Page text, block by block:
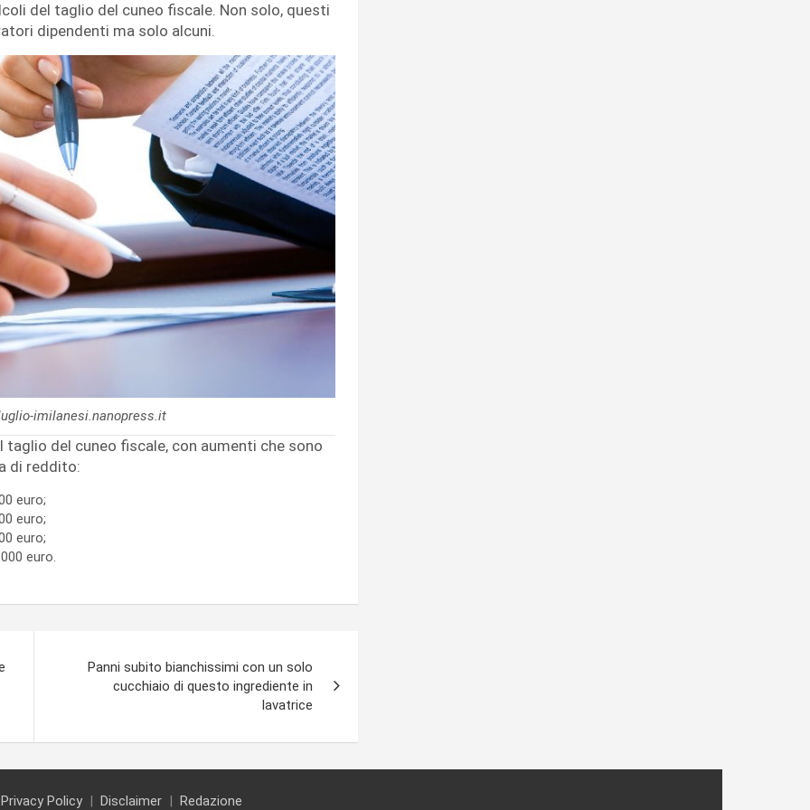
del taglio del cuneo fiscale. Non solo, questi
dipendenti ma solo alcuni.
imilanesi.nanopress.it
taglio del cuneo fiscale, con aumenti che sono
di reddito:
euro;
euro;
euro;
euro.
Panni subito bianchissimi con un solo
cucchiaio di questo ingrediente in
lavatrice
Privacy Policy Disclaimer Redazione